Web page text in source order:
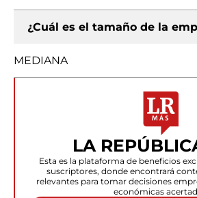
¿Cuál es el tamaño de la
MEDIANA
LA
Esta es la plataforma de beneficios
suscriptores, donde encontrará
relevantes para tomar decisiones
económicas